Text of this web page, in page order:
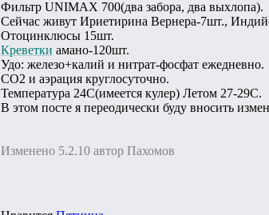
Фильтр UNIMAX 700(два забора, два выхлопа).
Сейчас живут Ириетирина Вернера-7шт.,
Отоцинклюсы 15шт.
Креветки амано-120шт.
Удо: железо+калий и нитрат-фосфат ежедневно.
СО2 и аэрация круглосуточно.
Температура 24С(имеется кулер) Летом 27-29С.
В этом посте я переодически буду вносить
Изменено 5.2.10 автор Пахомов